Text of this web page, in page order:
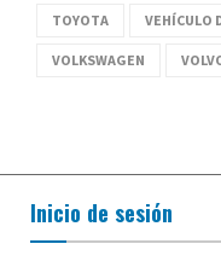
TOYOTA VEHÍCULO
VOLKSWAGEN
Inicio de sesión